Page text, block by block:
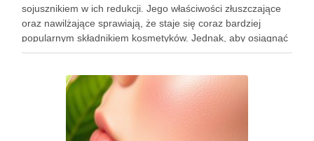
sojusznikiem w ich redukcji. Jego właściwości złuszczające
oraz nawilżające sprawiają, że staje się coraz bardziej
popularnym składnikiem kosmetyków. Jednak, aby osiągnąć
zamierzone efekty, kluczowe jest nie tylko jego odpowiednie